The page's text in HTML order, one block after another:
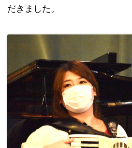
だきました。